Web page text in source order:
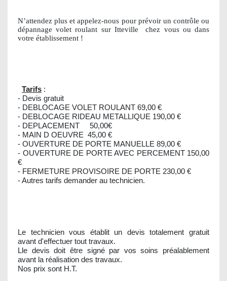
N’attendez plus et appelez-nous pour prévoir un contrôle ou
dépannage volet roulant sur Itteville
chez vous ou dans
votre établissement !
Tarifs :
- Devis gratuit
- DEBLOCAGE VOLET ROULANT 69,00 €
- DEBLOCAGE RIDEAU METALLIQUE 190,00 €
- DEPLACEMENT 50,00€
- MAIN D OEUVRE 45,00 €
- OUVERTURE DE PORTE MANUELLE 89,00 €
- OUVERTURE DE PORTE AVEC PERCEMENT 150,00
€
- FERMETURE PROVISOIRE DE PORTE 230,00 €
- Autres tarifs demander au technicien.
Le technicien vous établit un devis totalement gratuit
avant d'effectuer tout travaux.
Lle devis doit être signé par vos soins préalablement
avant la réalisation des travaux.
Nos prix sont H.T.